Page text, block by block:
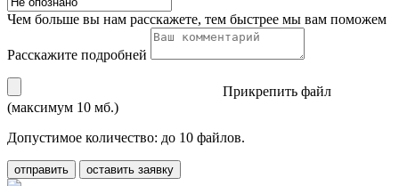
Чем больше вы нам расскажете, тем быстрее мы вам поможем
Расскажите подробней
Прикрепить файл
(максимум 10 мб.)
Допустимое количество: до 10 файлов.
отправить оставить заявку